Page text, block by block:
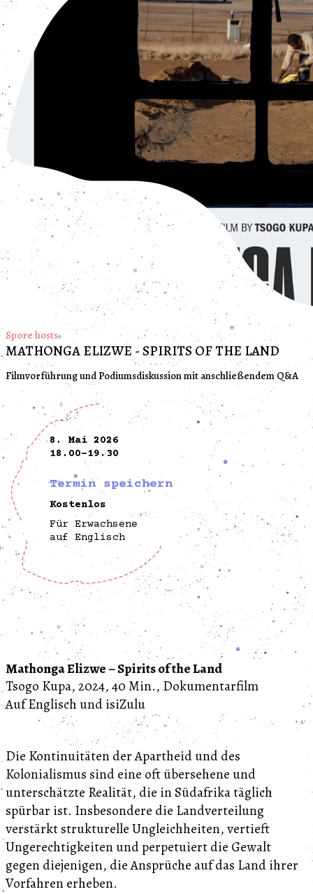
geöffnet: Dienstag – Freitag: 15 – 19 Uhr und Samstag
Spore hosts
MATHONGA ELIZWE - SPIRITS OF THE LAND
Filmvorführung und Podiumsdiskussion mit anschließendem Q&A
8. Mai 2026
18.00-19.30
Termin speichern
Kostenlos
Für Erwachsene
auf Englisch
Mathonga Elizwe – Spirits of the Land
Tsogo Kupa, 2024, 40 Min., Dokumentarfilm
Auf Englisch und isiZulu
Die Kontinuitäten der Apartheid und des
Kolonialismus sind eine oft übersehene und
unterschätzte Realität, die in Südafrika täglich
spürbar ist. Insbesondere die Landverteilung
verstärkt strukturelle Ungleichheiten, vertieft
Ungerechtigkeiten und perpetuiert die Gewalt
gegen diejenigen, die Ansprüche auf das Land ihrer
Vorfahren erheben.